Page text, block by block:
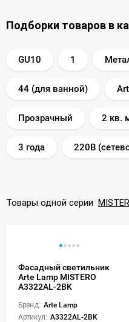
Подборки товаров в
GU10 1
44 (для ванной)
Прозрачный 2 кв.
3 года 220В
Товары одной серии
Фасадный светильник
Arte Lamp MISTERO
A3322AL-2BK
Бренд: Arte Lamp
Артикул: A3322AL-2BK